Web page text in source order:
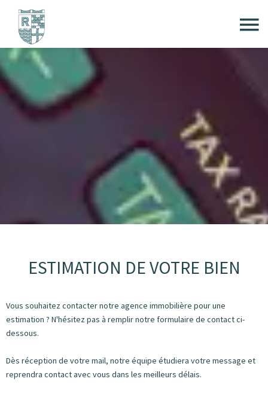
ESTIMATION DE VOTRE BIEN
Vous souhaitez contacter notre agence immobilière pour une
estimation ? N'hésitez pas à remplir notre formulaire de contact ci-
dessous.
Dès réception de votre mail, notre équipe étudiera votre message et
reprendra contact avec vous dans les meilleurs délais.